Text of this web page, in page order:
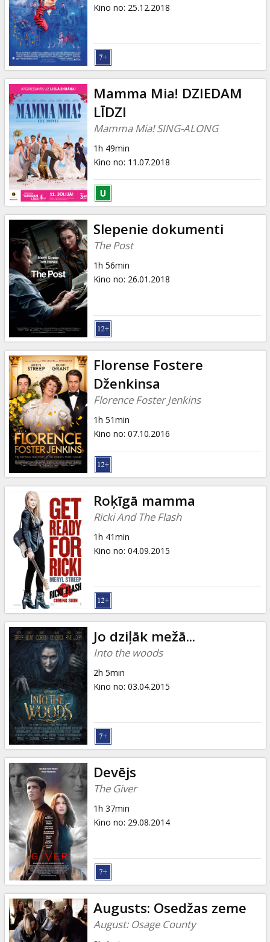
Kino no: 25.12.2018
Mamma Mia! DZIEDAM
LĪDZI
Mamma Mia! SING-ALONG
1h 49min
Kino no: 11.07.2018
Slepenie dokumenti
The Post
1h 56min
Kino no: 26.01.2018
Florense Fostere
Dženkinsa
Florence Foster Jenkins
1h 51min
Kino no: 07.10.2016
Roķīgā mamma
Ricki And The Flash
1h 41min
Kino no: 04.09.2015
Jo dziļāk mežā...
Into the woods
2h 5min
Kino no: 03.04.2015
Devējs
The Giver
1h 37min
Kino no: 29.08.2014
Augusts: Osedžas zeme
August: Osage County